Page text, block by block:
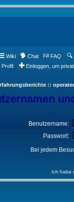
Wiki Chat FAQ
Profil
Einloggen, um
::
Benutzername:
Passwort:
Bei jedem
Ich habe